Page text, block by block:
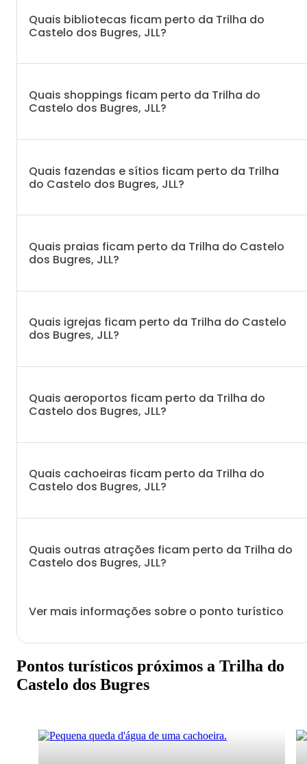
Quais bibliotecas ficam perto da Trilha do
Castelo dos Bugres, JLL?
Quais shoppings ficam perto da Trilha do
Castelo dos Bugres, JLL?
Quais fazendas e sítios ficam perto da Trilha
do Castelo dos Bugres, JLL?
Quais praias ficam perto da Trilha do Castelo
dos Bugres, JLL?
Quais igrejas ficam perto da Trilha do Castelo
dos Bugres, JLL?
Quais aeroportos ficam perto da Trilha do
Castelo dos Bugres, JLL?
Quais cachoeiras ficam perto da Trilha do
Castelo dos Bugres, JLL?
Quais outras atrações ficam perto da Trilha do
Castelo dos Bugres, JLL?
Ver mais informações sobre o ponto turístico
Pontos turísticos próximos a Trilha do
Castelo dos Bugres